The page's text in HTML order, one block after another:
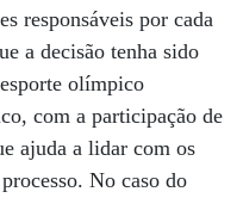
responsáveis por cada
a decisão tenha sido
olímpico
com a participação de
ajuda a lidar com os
No caso do